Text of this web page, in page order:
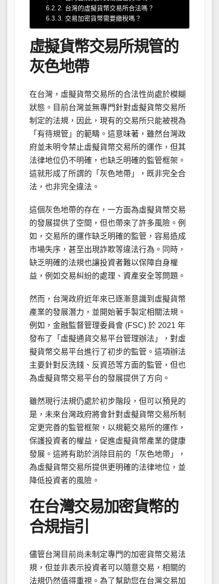
2. 台灣的虛擬貨幣交易所合法嗎？
3. 交易加密貨幣需要繳稅嗎？
虛擬貨幣交易所規管的
灰色地帶
在台灣，虛擬貨幣交易所的合法性尚處於模糊
狀態。目前台灣並無專門針對虛擬貨幣交易所
制定的法規，因此，現有的交易所只能被視為
「有待規管」的範疇。這意味著，雖然台灣政
府並未明令禁止虛擬貨幣交易所的運作，但其
法律地位仍不明確，也缺乏明確的監管框架。
這就形成了所謂的「灰色地帶」，既非完全合
法，也非完全違法。
這個灰色地帶的存在，一方面為虛擬貨幣交易
的發展提供了空間，但也帶來了許多風險。例
如，交易所的運作缺乏明確的監管，容易造成
市場失序，甚至出現詐欺等違法行為。同時，
缺乏明確的法規也讓投資者難以保障自身權
益，例如交易糾紛的處理、資產安全等問題。
然而，台灣政府近年來已逐漸意識到虛擬貨幣
產業的發展潛力，並開始著手製定相關法規。
例如，金融監督管理委員會 (FSC) 於 2021 年
發布了「虛擬通貨交易平台管理辦法」，對虛
擬貨幣交易平台進行了初步的監管。這項辦法
主要針對反洗錢、反資恐等方面的監管，但也
為虛擬貨幣交易平台的發展提供了方向。
雖然現行法規仍處於初步階段，但可以預見的
是，未來台灣政府將會針對虛擬貨幣交易所制
定更完善的監管框架，以規範交易所的運作，
保護投資者的權益，促進虛擬貨幣產業的健康
發展。這將有助於消除目前的「灰色地帶」，
為虛擬貨幣交易所提供更明確的法律地位，並
降低投資者的風險。
在台灣交易加密貨幣的
合規指引
儘管台灣目前尚未制定專門的加密貨幣交易法
規，但並非表示投資者可以隨意交易，相關的
法規仍然值得重視。為了幫助您在台灣交易加